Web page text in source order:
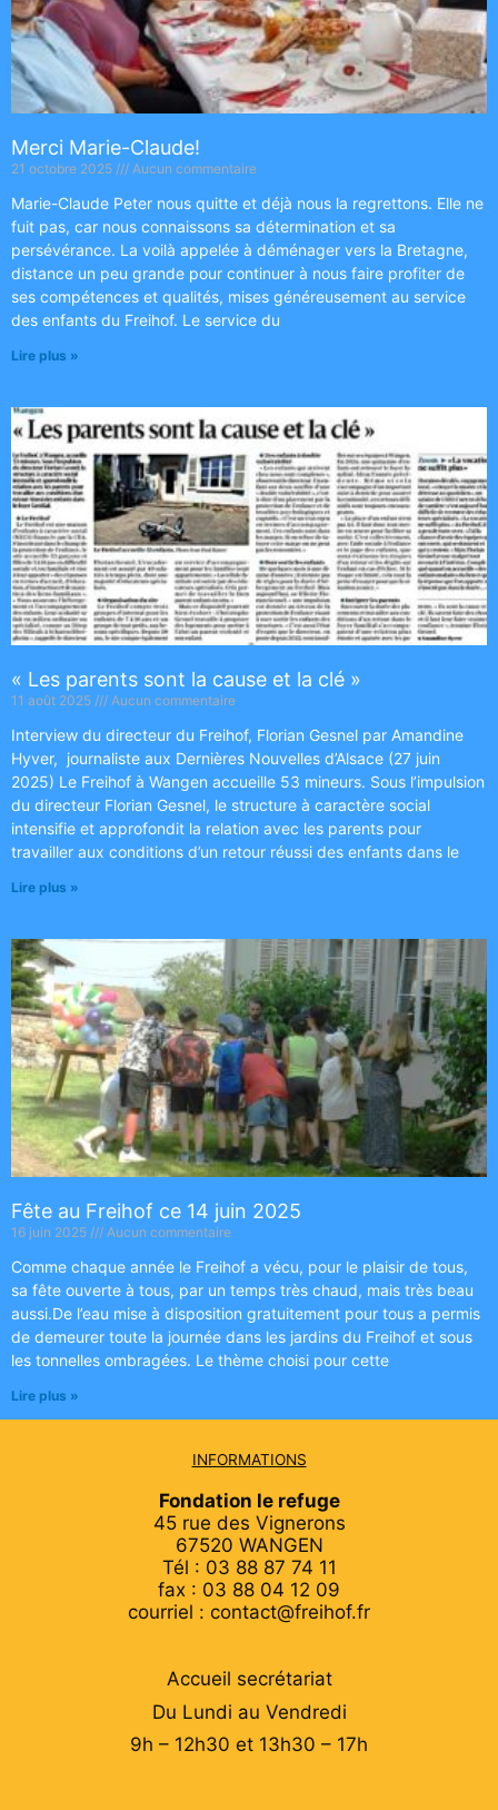
Merci Marie-Claude!
21 octobre 2025 Aucun commentaire
Marie-Claude Peter nous quitte et déjà nous la regrettons. Elle ne
fuit pas, car nous connaissons sa détermination et sa
persévérance. La voilà appelée à déménager vers la Bretagne,
distance un peu grande pour continuer à nous faire profiter de
ses compétences et qualités, mises généreusement au service
des enfants du Freihof. Le service du
Lire plus »
« Les parents sont la cause et la clé »
11 août 2025 Aucun commentaire
Interview du directeur du Freihof, Florian Gesnel par Amandine
Hyver, journaliste aux Dernières Nouvelles d’Alsace (27 juin
2025) Le Freihof à Wangen accueille 53 mineurs. Sous l’impulsion
du directeur Florian Gesnel, le structure à caractère social
intensifie et approfondit la relation avec les parents pour
travailler aux conditions d’un retour réussi des enfants dans le
Lire plus »
Fête au Freihof ce 14 juin 2025
16 juin 2025 Aucun commentaire
Comme chaque année le Freihof a vécu, pour le plaisir de tous,
sa fête ouverte à tous, par un temps très chaud, mais très beau
aussi.De l’eau mise à disposition gratuitement pour tous a permis
de demeurer toute la journée dans les jardins du Freihof et sous
les tonnelles ombragées. Le thème choisi pour cette
Lire plus »
INFORMATIONS
Fondation le refuge
45 rue des Vignerons
67520 WANGEN
Tél : 03 88 87 74 11
fax : 03 88 04 12 09
courriel : contact@freihof.fr
Accueil secrétariat
Du Lundi au Vendredi
9h – 12h30 et 13h30 – 17h